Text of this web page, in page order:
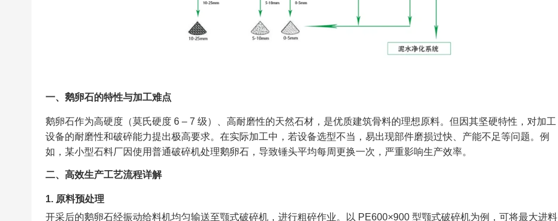
一、鹅卵石的特性与加工难点​
鹅卵石作为高硬度（莫氏硬度 6 – 7 级）、高耐磨性的天然石材，是优质建筑骨料的理想原料。但因其坚硬特性，对加工
设备的耐磨性和破碎能力提出极高要求。在实际加工中，若设备选型不当，易出现部件磨损过快、产能不足等问题。例
如，某小型石料厂因使用普通破碎机处理鹅卵石，导致锤头平均每周更换一次，严重影响生产效率。​
二、高效生产工艺流程详解​
1. 原料预处理​
开采后的鹅卵石经振动给料机均匀输送至颚式破碎机，进行粗碎作业。以 PE600×900 型颚式破碎机为例，可将最大进料